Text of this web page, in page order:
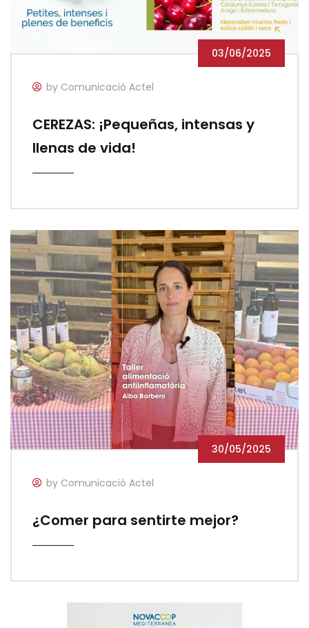
03/06/2025
by Comunicació Actel
CEREZAS: ¡Pequeñas, intensas y
llenas de vida!
30/05/2025
by Comunicació Actel
¿Comer para sentirte mejor?